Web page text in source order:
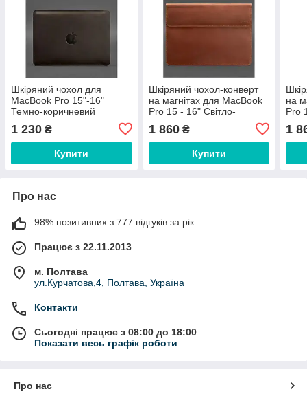
Шкіряний чохол для
MacBook Pro 15"-16"
Темно-коричневий
1 230 ₴
Купити
Шкіряний чохол-конверт
на магнітах для MacBook
Pro 15 - 16" Світло-
1 860₴
Купити
на
Pro
1
Про нас
98% позитивних з 777 відгуків за рік
Працює з 22.11.2013
м. Полтава
ул.Курчатова,4, Полтава, Україна
Контакти
Сьогодні працює з 08:00 до 18:00
Показати весь графік роботи
Про нас